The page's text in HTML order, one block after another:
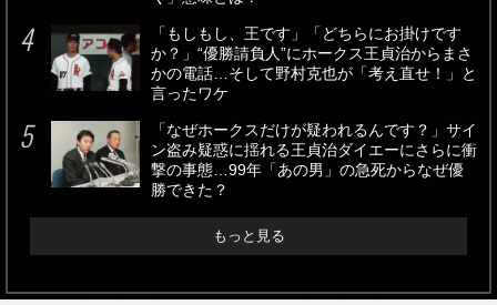
「もしもし、王です」「どちらにお掛けです
か？」“優勝請負人”にホークス王貞治からまさ
かの電話…そして野村克也が「考え直せ！」と
言ったワケ
「なぜホークスだけが疑われるんです？」サイ
ン盗み疑惑に揺れる王貞治ダイエーにさらに衝
撃の事態…99年「あの男」の急死からなぜ優
勝できた？
もっと見る